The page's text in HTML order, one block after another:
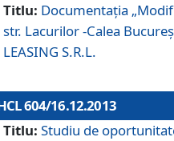
Titlu: Documentaţia
str. Lacurilor -Calea
LEASING S.R.L.
604/16.12.2013
Titlu: Studiu de